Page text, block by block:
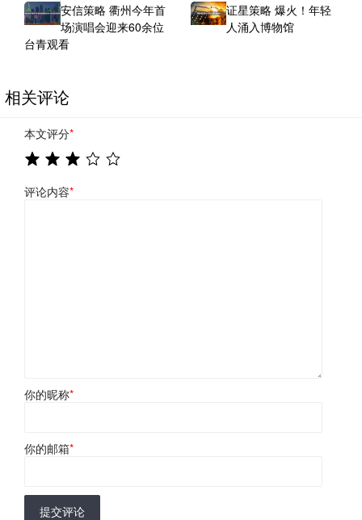
安信策略 衢州今年首
场演唱会迎来60余位
台青观看
证星策略 爆火！年轻
人涌入博物馆
相关评论
本文评分*
评论内容*
你的昵称*
你的邮箱*
提交评论